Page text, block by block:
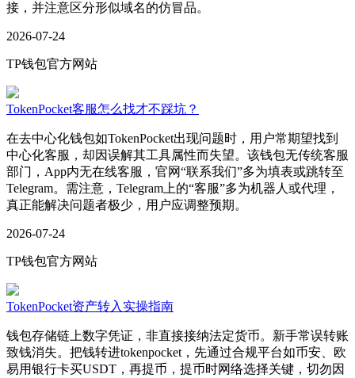
接，并注意区分形似域名的仿冒品。
2026-07-24
TP钱包官方网站
TokenPocket客服怎么找才不踩坑？
在去中心化钱包如TokenPocket出现问题时，用户常期望找到
中心化客服，却因误解其工具属性而失望。该钱包无传统客服
部门，App内无在线客服，官网“联系我们”多为填表或跳转至
Telegram。需注意，Telegram上的“客服”多为机器人或代理，
真正能解决问题者极少，用户应调整预期。
2026-07-24
TP钱包官方网站
TokenPocket资产转入实操指南
钱包存储链上数字凭证，非直接接纳法定货币。新手常误转账
致钱消失。把钱转进tokenpocket，先通过合规平台如币安、欧
易用银行卡买USDT，再提币，提币时网络选择关键，切勿因